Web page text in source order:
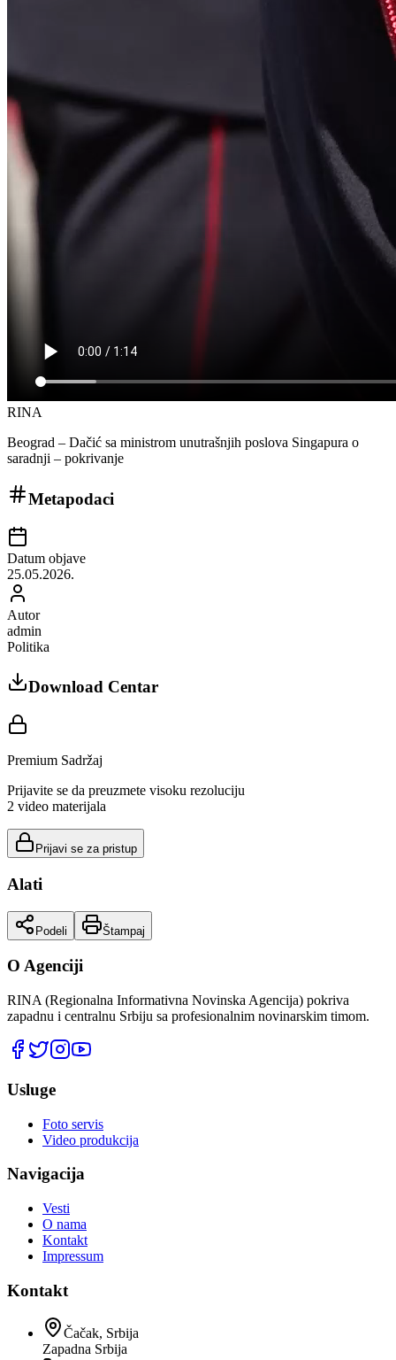
RINA
Beograd – Dačić sa ministrom unutrašnjih poslova Singapura o
saradnji – pokrivanje
Metapodaci
Datum objave
25.05.2026.
Autor
admin
Politika
Download Centar
Premium Sadržaj
Prijavite se da preuzmete visoku rezoluciju
2 video materijala
Prijavi se za pristup
Alati
Podeli Štampaj
O Agenciji
RINA (Regionalna Informativna Novinska Agencija) pokriva
zapadnu i centralnu Srbiju sa profesionalnim novinarskim timom.
Usluge
Foto servis
Video produkcija
Navigacija
Vesti
O nama
Kontakt
Impressum
Kontakt
Čačak, Srbija
Zapadna Srbija